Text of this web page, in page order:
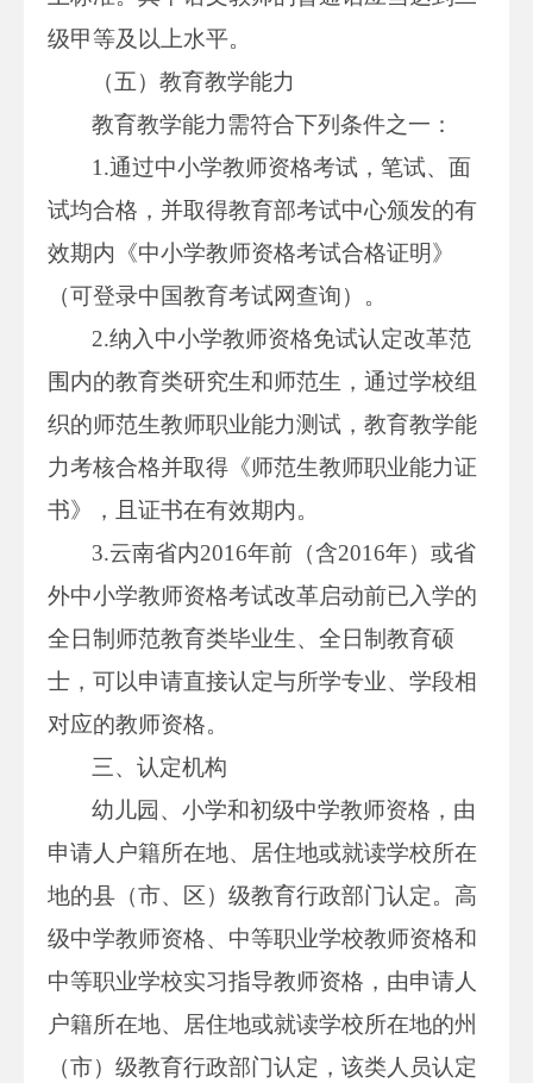
级甲等及以上水平。
（五）教育教学能力
教育教学能力需符合下列条件之一：
1.通过中小学教师资格考试，笔试、面
试均合格，并取得教育部考试中心颁发的有
效期内《中小学教师资格考试合格证明》
（可登录中国教育考试网查询）。
2.纳入中小学教师资格免试认定改革范
围内的教育类研究生和师范生，通过学校组
织的师范生教师职业能力测试，教育教学能
力考核合格并取得《师范生教师职业能力证
书》，且证书在有效期内。
3.云南省内2016年前（含2016年）或省
外中小学教师资格考试改革启动前已入学的
全日制师范教育类毕业生、全日制教育硕
士，可以申请直接认定与所学专业、学段相
对应的教师资格。
三、认定机构
幼儿园、小学和初级中学教师资格，由
申请人户籍所在地、居住地或就读学校所在
地的县（市、区）级教育行政部门认定。高
级中学教师资格、中等职业学校教师资格和
中等职业学校实习指导教师资格，由申请人
户籍所在地、居住地或就读学校所在地的州
（市）级教育行政部门认定，该类人员认定